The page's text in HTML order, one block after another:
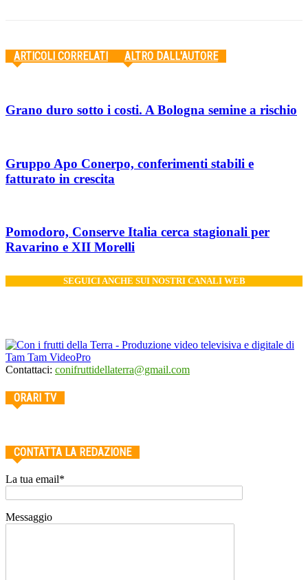
ARTICOLI CORRELATI ALTRO DALL'AUTORE
Grano duro sotto i costi. A Bologna semine a rischio
Gruppo Apo Conerpo, conferimenti stabili e
fatturato in crescita
Pomodoro, Conserve Italia cerca stagionali per
Ravarino e XII Morelli
SEGUICI ANCHE SUI NOSTRI CANALI WEB
Contattaci: conifruttidellaterra@gmail.com
ORARI TV
CONTATTA LA REDAZIONE
La tua email*
Messaggio